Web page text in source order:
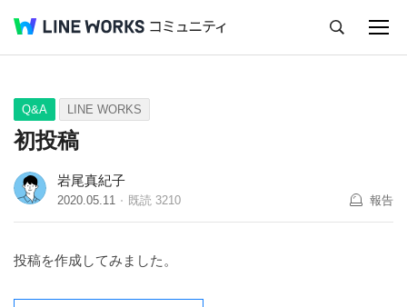
Q&A Tips Ideas
Q&A LINE WORKS
初投稿
岩尾真紀子
2020.05.11 既読 3210 報告
投稿を作成してみました。